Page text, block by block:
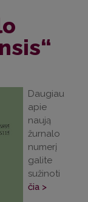
Daugiau
apie
naują
žurnalo
numerį
galite
sužinoti
čia >